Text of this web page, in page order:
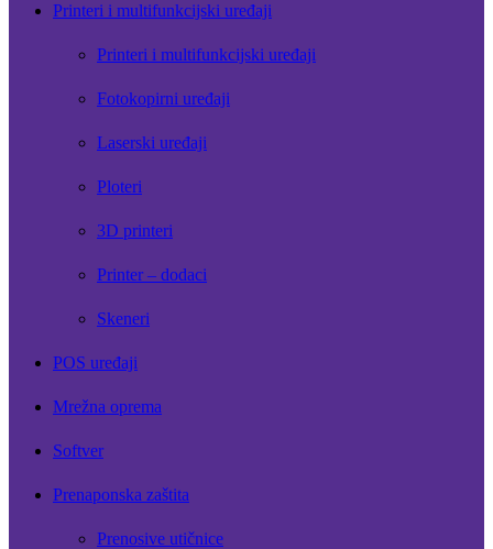
Printeri i multifunkcijski uređaji
Printeri i multifunkcijski uređaji
Fotokopirni uređaji
Laserski uređaji
Ploteri
3D printeri
Printer – dodaci
Skeneri
POS uređaji
Mrežna oprema
Softver
Prenaponska zaštita
Prenosive utičnice